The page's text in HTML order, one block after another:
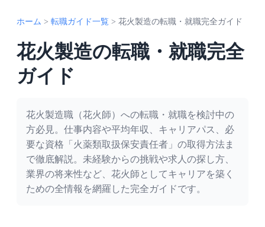
ホーム > 転職ガイド一覧 > 花火製造の転職・就職完全ガイド
花火製造の転職・就職完全
ガイド
花火製造職（花火師）への転職・就職を検討中の
方必見。仕事内容や平均年収、キャリアパス、必
要な資格「火薬類取扱保安責任者」の取得方法ま
で徹底解説。未経験からの挑戦や求人の探し方、
業界の将来性など、花火師としてキャリアを築く
ための全情報を網羅した完全ガイドです。